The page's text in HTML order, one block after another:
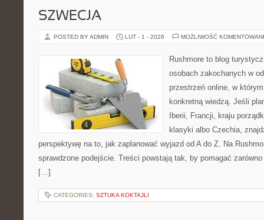
SZWECJA
POSTED BY ADMIN LUT - 1 - 2026 MOŻLIWOŚĆ
Rushmore to blog
osobach zakochanych w
przestrzeń online, w
konkretną wiedzą. Jeśli
Iberii, Francji, kraju
klasyki albo Czechia,
perspektywę na to, jak zaplanować wyjazd od A do Z. Na
sprawdzone podejście. Treści powstają tak, by pomagać
[…]
CATEGORIES: SZTUKA KOKTAJLI